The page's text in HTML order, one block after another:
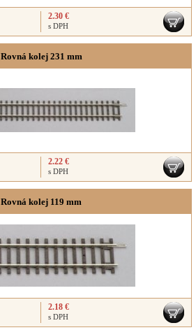
2.30 €
s DPH
Rovná kolej 231 mm
2.22 €
s DPH
Rovná kolej 119 mm
2.18 €
s DPH